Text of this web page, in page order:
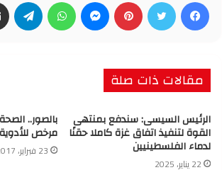
مقالات ذات صلة
الرئيس السيسى: سندفع بمنتهى
القوة لتنفيذ اتفاق غزة كاملا حقنًا
لدماء الفلسطينيين
22 يناير، 2025
بالصور..
مرخص
23 فبراير، 2017